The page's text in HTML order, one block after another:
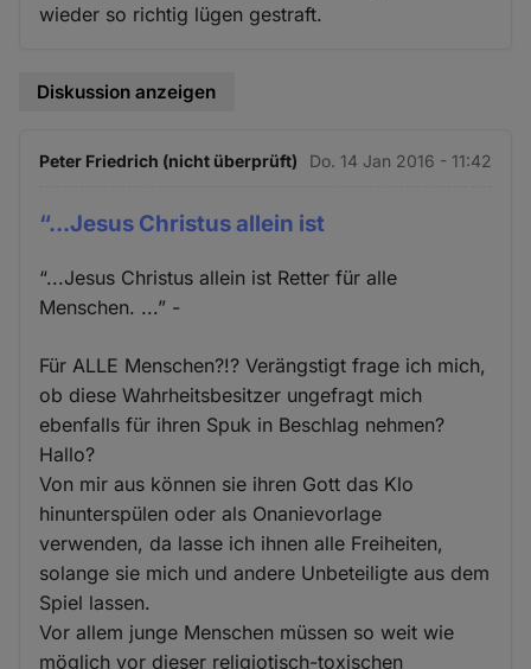
wieder so richtig lügen gestraft.
Diskussion anzeigen
Peter Friedrich (nicht überprüft) Do. 14 Jan 2016 - 11:42
“...Jesus Christus allein ist
“...Jesus Christus allein ist Retter für alle
Menschen. ...” -
Für ALLE Menschen?!? Verängstigt frage ich mich,
ob diese Wahrheitsbesitzer ungefragt mich
ebenfalls für ihren Spuk in Beschlag nehmen?
Hallo?
Von mir aus können sie ihren Gott das Klo
hinunterspülen oder als Onanievorlage
verwenden, da lasse ich ihnen alle Freiheiten,
solange sie mich und andere Unbeteiligte aus dem
Spiel lassen.
Vor allem junge Menschen müssen so weit wie
möglich vor dieser religiotisch-toxischen